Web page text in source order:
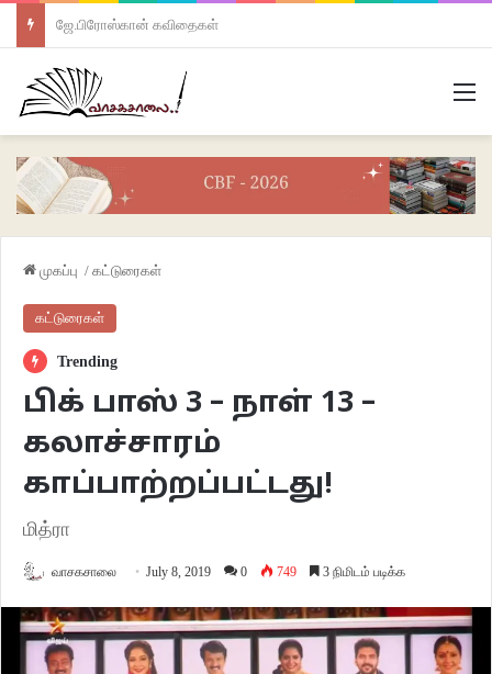
ஜே.பிரோஸ்கான் கவிதைகள்
முகப்பு / கட்டுரைகள்
கட்டுரைகள்
Trending
பிக் பாஸ் 3 – நாள் 13 –
கலாச்சாரம்
காப்பாற்றப்பட்டது!
மித்ரா
வாசகசாலை July 8, 2019 0 749 3 நிமிடம் படிக்க